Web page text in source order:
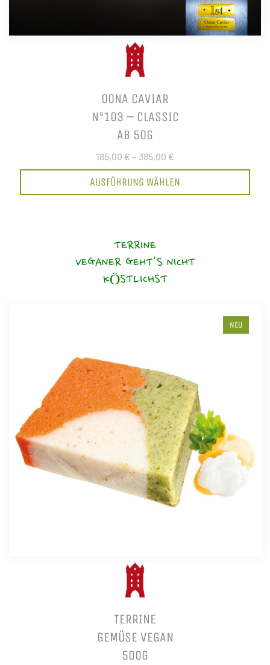
OONA CAVIAR
N°103 – CLASSIC
AB 50G
185,00 € – 385,00 €
AUSFÜHRUNG WÄHLEN
TERRINE
VEGANER GEHT'S NICHT
KÖSTLICHST
NEU
TERRINE
GEMÜSE VEGAN
500G